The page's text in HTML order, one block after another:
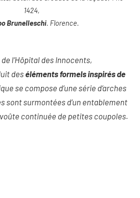
1424,
Brunelleschi. Florence.
l’Hôpital des Innocents,
deséléments formels inspirés de
se compose d’une série d’arches
sont surmontées d’un entablement
continuée de petites coupoles.